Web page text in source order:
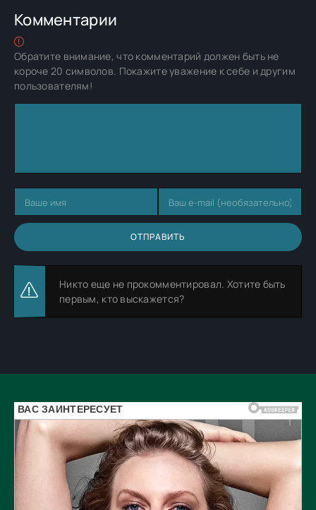
Комментарии
Обратите внимание, что комментарий должен быть не
короче 20 символов. Покажите уважение к себе и другим
пользователям!
ОТПРАВИТЬ
Никто еще не прокомментировал. Хотите быть
первым, кто выскажется?